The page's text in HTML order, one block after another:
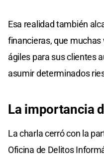
Esa realidad también
financieras, que
ágiles para sus clientes
asumir determinados
La importancia
La charla cerró con la
Oficina de Delitos